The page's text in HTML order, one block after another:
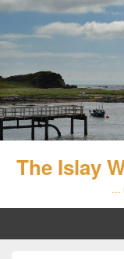
The Islay
…